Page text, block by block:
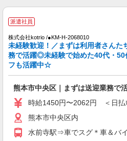
株式会社kotrio /●KM-H-2068728
＼収入アップを
STAFF｜資格支
時給1450円〜
キープ
株式会社kotrio /●KM-H-2051166
派遣社員
株式会社kotrio /●KM-H-2068010
未経験歓迎！／まずは利用者さんた
務で活躍◎未経験で始めた40代・50
フも活躍中☆
熊本市中央区｜まずは送迎業務で
時給1450円〜2062円 ＜日払
熊本市中央区内
水前寺駅⇒車でスグ＊車＆バ